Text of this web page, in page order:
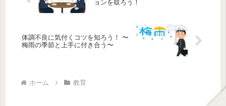
ョンを取ろう！
体調不良に気付くコツを知ろう！ 〜
梅雨の季節と上手に付き合う〜
ホーム 教育